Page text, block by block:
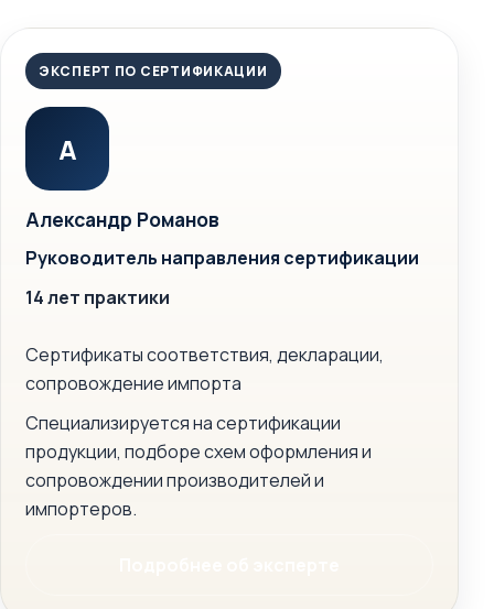
ЭКСПЕРТ ПО СЕРТИФИКАЦИИ
А
Александр Романов
Руководитель направления сертификации
14 лет практики
Сертификаты соответствия, декларации,
сопровождение импорта
Специализируется на сертификации
продукции, подборе схем оформления и
сопровождении производителей и
импортеров.